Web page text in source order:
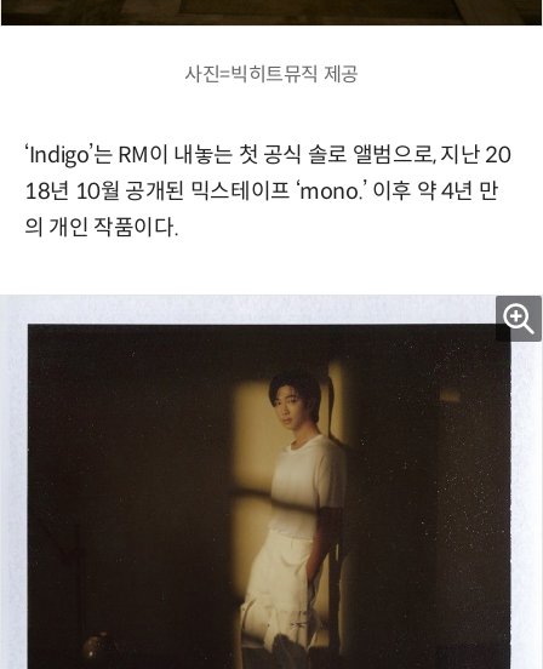
사진=빅히트뮤직 제공
‘Indigo’는 RM이 내놓는 첫 공식 솔로 앨범으로, 지난 20
18년 10월 공개된 믹스테이프 ‘mono.’ 이후 약 4년 만
의 개인 작품이다.